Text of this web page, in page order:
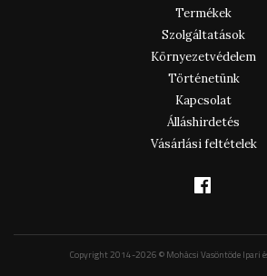
Termékek
Szolgáltatások
Környezetvédelem
Történetünk
Kapcsolat
Álláshirdetés
Vásárlási feltételek
Copyright 2014-2026 © Mohácsi Vasöntöde Ipari